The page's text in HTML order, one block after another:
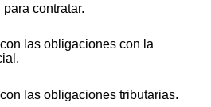
contratar.
las obligaciones con la
las obligaciones tributarias.